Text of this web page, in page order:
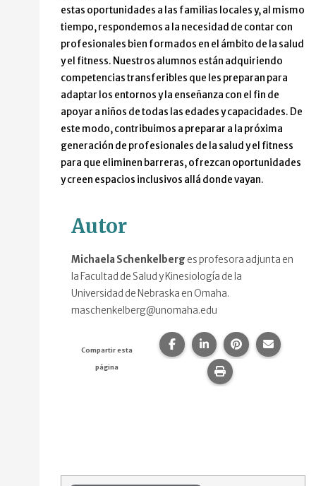
estas oportunidades a las familias locales y, al mismo
tiempo, respondemos a la necesidad de contar con
profesionales bien formados en el ámbito de la salud
y el fitness. Nuestros alumnos están adquiriendo
competencias transferibles que les preparan para
adaptar los entornos y la enseñanza con el fin de
apoyar a niños de todas las edades y capacidades. De
este modo, contribuimos a preparar a la próxima
generación de profesionales de la salud y el fitness
para que eliminen barreras, ofrezcan oportunidades
y creen espacios inclusivos allá donde vayan.
Autor
Michaela Schenkelberg es profesora adjunta en
la Facultad de Salud y Kinesiología de la
Universidad de Nebraska en Omaha.
maschenkelberg@unomaha.edu
Compartir esta
página
Compartir esta página en
Compartir esta
Compartir
Imprime esta